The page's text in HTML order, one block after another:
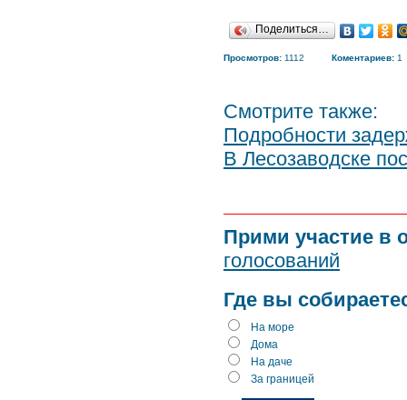
Поделиться…
Просмотров: 1112 Коментариев: 1
Смотрите также:
Подробности
В Лесозаводске
Прими участие в
голосований
Где вы
На море
Дома
На даче
За границей